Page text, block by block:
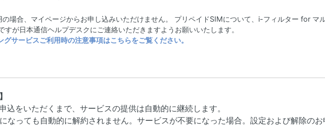
場合、マイページからお申し込みいただけません。 プリペイドSIMについて、i-フィルター for マ
が日本通信ヘルプデスクにご連絡いただきますようお願いいたします。
サービスご利用時の注意事項はこちらをご覧ください。
込をいただくまで、サービスの提供は自動的に継続します。
なっても自動的に解約されません。サービスが不要になった場合。設定および解除の